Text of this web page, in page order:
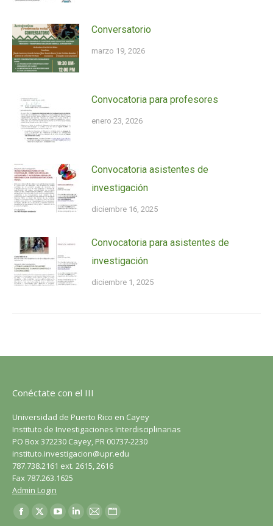
Conversatorio
marzo 19, 2026
Convocatoria para profesores
enero 23, 2026
Convocatoria asistentes de
investigación
diciembre 16, 2025
Convocatoria para asistentes de
investigación
diciembre 1, 2025
Conéctate con el III
Universidad de Puerto Rico en Cayey
Instituto de Investigaciones Interdisciplinarias
PO Box 372230 Cayey, PR 00737-2230
instituto.investigacion@upr.edu
787.738.2161 ext. 2615, 2616
Fax 787.263.1625
Admin Login
Encuéntranos en:
Facebook
X YouTubeLinkedInCorreoSitio